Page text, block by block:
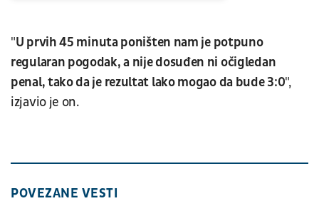
"U prvih 45 minuta poništen nam je potpuno
regularan pogodak, a nije dosuđen ni očigledan
penal, tako da je rezultat lako mogao da bude 3:0",
izjavio je on.
POVEZANE VESTI